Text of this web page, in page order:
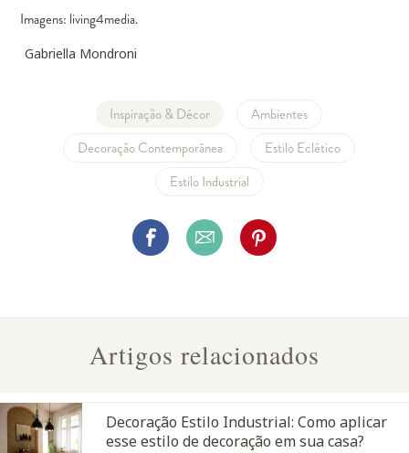
Imagens: living4media.
Gabriella Mondroni
Inspiração & Décor
Ambientes
Decoração Contemporânea
Estilo Eclético
Estilo Industrial
Artigos relacionados
Decoração Estilo Industrial: Como aplicar
esse estilo de decoração em sua casa?